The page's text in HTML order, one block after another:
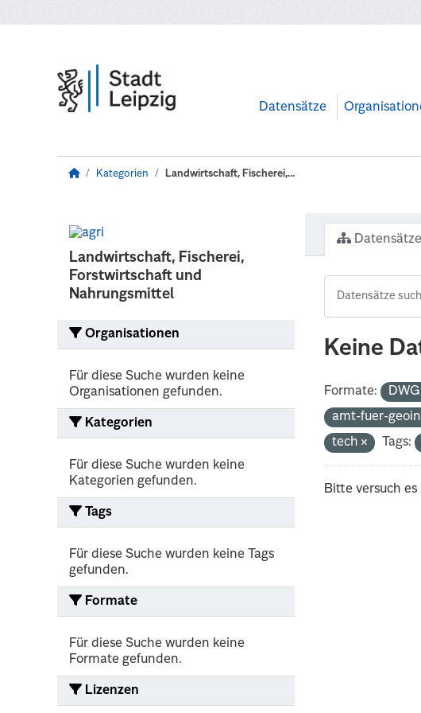
Datensätze
Kategorien Landwirtschaft, Fischerei,...
Landwirtschaft, Fischerei,
Forstwirtschaft und
Nahrungsmittel
Organisationen
Für diese Suche wurden keine
Organisationen gefunden.
Kategorien
Für diese Suche wurden keine
Kategorien gefunden.
Tags
Für diese Suche wurden keine Tags
gefunden.
Formate
Für diese Suche wurden keine
Formate gefunden.
Lizenzen
Datensätze
Keine
Formate:
amt-fuer-
tech
Tags:
Bitte versuch